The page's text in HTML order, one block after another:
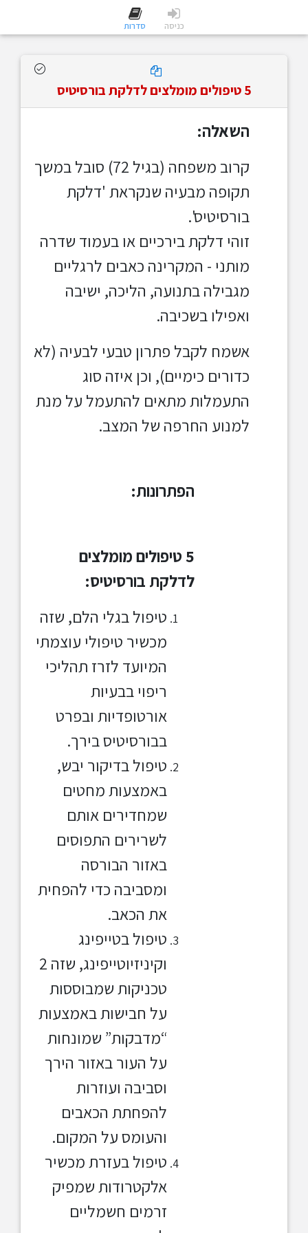
כניסה סדרות
5 טיפולים מומלצים לדלקת בורסיטיס
השאלה:
קרוב משפחה (בגיל 72) סובל במשך
תקופה מבעיה שנקראת 'דלקת
בורסיטיס'.
זוהי דלקת בירכיים או בעמוד שדרה
מותני - המקרינה כאבים לרגליים
מגבילה בתנועה, הליכה, ישיבה
ואפילו בשכיבה.
אשמח לקבל פתרון טבעי לבעיה (לא
כדורים כימיים), וכן איזה סוג
התעמלות מתאים להתעמל על מנת
למנוע החרפה של המצב.
הפתרונות:
5 טיפולים מומלצים
לדלקת בורסיטיס:
טיפול בגלי הלם, שזה
מכשיר טיפולי עוצמתי
המיועד לזרז תהליכי
ריפוי בבעיות
אורטופדיות ובפרט
בבורסיטיס בירך.
טיפול בדיקור יבש,
באמצעות מחטים
שמחדירים אותם
לשרירים התפוסים
באזור הבורסה
ומסביבה כדי להפחית
את הכאב.
טיפול בטייפינג
וקיניזיוטייפינג, שזה 2
טכניקות שמבוססות
על חבישות באמצעות
“מדבקות” שמונחות
על העור באזור הירך
וסביבה ועוזרות
להפחתת הכאבים
והעומס על המקום.
טיפול בעזרת מכשיר
אלקטרודות שמפיק
זרמים חשמליים